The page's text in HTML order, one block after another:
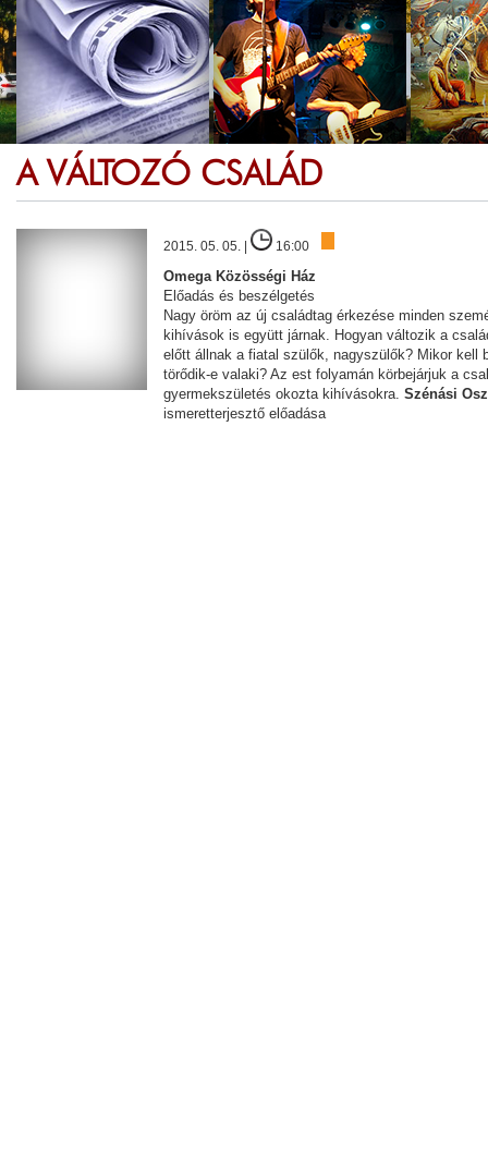
A VÁLTOZÓ CSALÁD
2015. 05. 05. | 16:00
Omega Közösségi Ház
Előadás és beszélgetés
Nagy öröm az új családtag érkezése minden
kihívások is együtt járnak. Hogyan változik a
előtt állnak a fiatal szülők, nagyszülők? Mikor kell
törődik-e valaki? Az est folyamán körbejárjuk a
gyermekszületés okozta kihívásokra. Szénási
ismeretterjesztő előadása